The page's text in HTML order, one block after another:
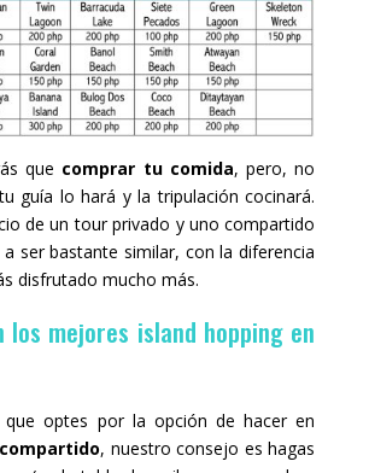
que comprar tu comida, pero, no
guía lo hará y la tripulación cocinará.
de un tour privado y uno compartido
ser bastante similar, con la diferencia
disfrutado mucho más.
los mejores island hopping en
optes por la opción de hacer en
compartido, nuestro consejo es hagas